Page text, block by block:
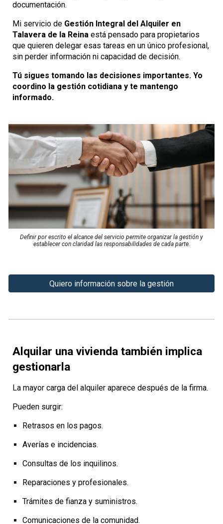
documentación.
Mi servicio de Gestión Integral del Alquiler en
Talavera de la Reina está pensado para propietarios
que quieren delegar esas tareas en un único profesional,
sin perder información ni capacidad de decisión.
Tú sigues tomando las decisiones importantes. Yo
coordino la gestión cotidiana y te mantengo
informado.
Definir por escrito el alcance del servicio permite organizar la gestión y
establecer con claridad las responsabilidades de cada parte.
Quiero información sobre la gestión
Alquilar una vivienda también implica
gestionarla
La mayor carga del alquiler aparece después de la firma.
Pueden surgir:
Retrasos en los pagos.
Averías e incidencias.
Consultas de los inquilinos.
Reparaciones y profesionales.
Trámites de fianza y suministros.
Comunicaciones de la comunidad.